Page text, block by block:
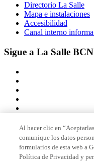
Directorio La Salle
Mapa e instalaciones
Accesibilidad
Canal interno
Sigue a La Salle BCN
Miembro de
Al hacer clic en
comunique los datos
formularios de esta web a
Política de Privacidad y